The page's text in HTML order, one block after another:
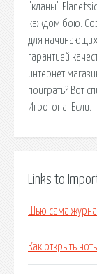
"кланы"
каждом бою.
для
гарантией
интернет
поиграть? Вот
Игротопа. Если.
Links to
Шью сама
Как открыть